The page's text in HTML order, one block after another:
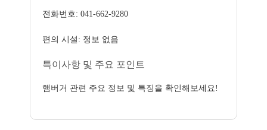
전화번호: 041-662-9280
편의 시설: 정보 없음
특이사항 및 주요 포인트
햄버거 관련 주요 정보 및 특징을 확인해보세요!